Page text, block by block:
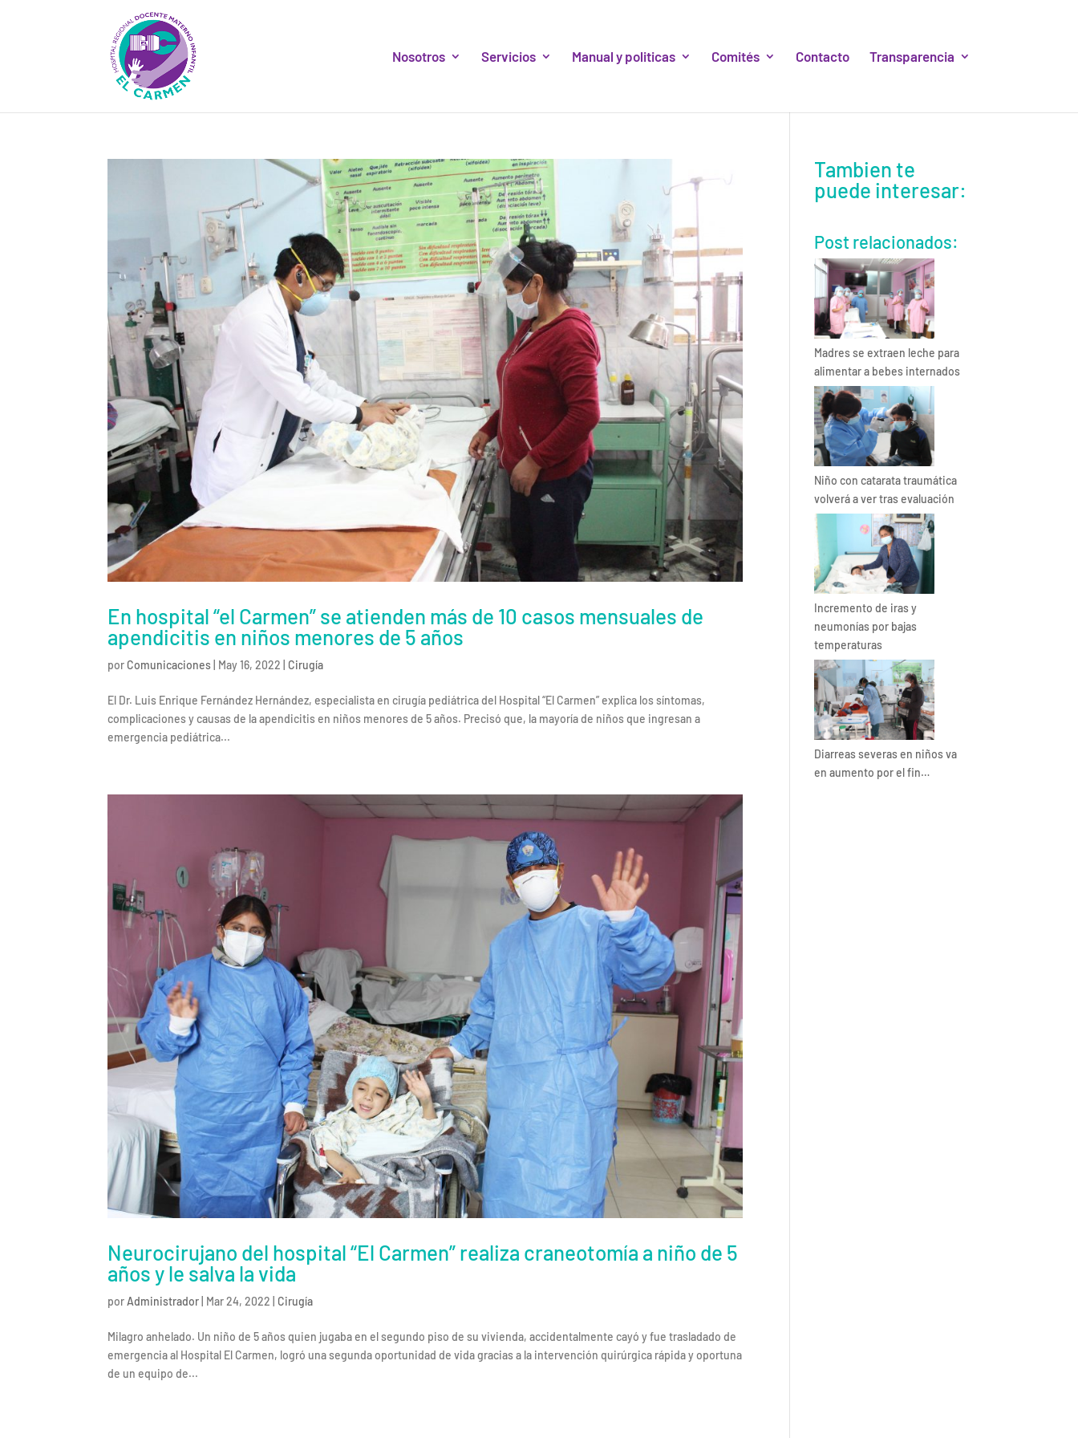
Nosotros Servicios Manual y politicas Comités Contacto Transparencia
En hospital “el Carmen” se atienden más de 10 casos mensuales de
apendicitis en niños menores de 5 años
por Comunicaciones May 16, 2022 Cirugía
El Dr. Luis Enrique Fernández Hernández, especialista en cirugía pediátrica del Hospital “El Carmen” explica los síntomas,
complicaciones y causas de la apendicitis en niños menores de 5 años. Precisó que, la mayoría de niños que ingresan a
emergencia pediátrica...
Neurocirujano del hospital “El Carmen” realiza craneotomía a niño de 5
años y le salva la vida
porAdministrador Mar 24, 2022 Cirugía
Milagro anhelado. Un niño de 5 años quien jugaba en el segundo piso de su vivienda, accidentalmente cayó y fue trasladado de
emergencia al Hospital El Carmen, logró una segunda oportunidad de vida gracias a la intervención quirúrgica rápida y oportuna
de un equipo de...
Tambien te
puede interesar:
Post relacionados:
Madres se extraen leche para
alimentar a bebes internados
Niño con catarata traumática
volverá a ver tras evaluación
Incremento de iras y
neumonías por bajas
temperaturas
Diarreas severas en niños va
en aumento por el fin…